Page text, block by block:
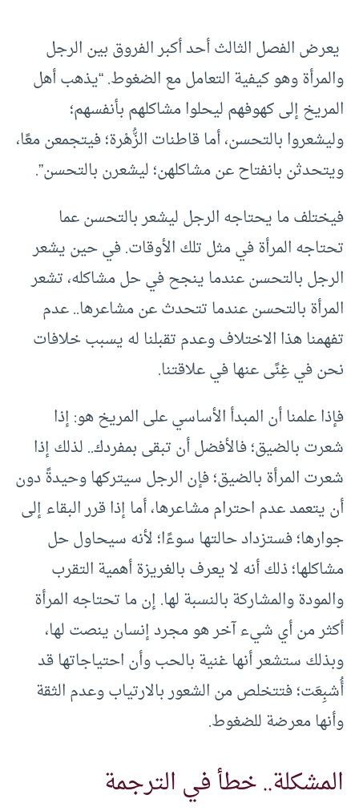
يعرض الفصل الثالث أحد أكبر الفروق بين الرجل
والمرأة وهو كيفية التعامل مع الضغوط. “يذهب أهل
المريخ إلى كهوفهم ليحلوا مشاكلهم بأنفسهم؛
وليشعروا بالتحسن، أما قاطنات الزُّهْرة؛ فيتجمعن معًا،
ويتحدثن بانفتاح عن مشاكلهن؛ ليشعرن بالتحسن”.
فيختلف ما يحتاجه الرجل ليشعر بالتحسن عما
تحتاجه المرأة في مثل تلك الأوقات. في حين يشعر
الرجل بالتحسن عندما ينجح في حل مشاكله، تشعر
المرأة بالتحسن عندما تتحدث عن مشاعرها.. عدم
تفهمنا هذا الاختلاف وعدم تقبلنا له يسبب خلافات
نحن في غِنًى عنها في علاقتنا.
فإذا علمنا أن المبدأ الأساسي على المريخ هو: إذا
شعرت بالضيق؛ فالأفضل أن تبقى بمفردك.. لذلك إذا
شعرت المرأة بالضيق؛ فإن الرجل سيتركها وحيدةً دون
أن يتعمد عدم احترام مشاعرها، أما إذا قرر البقاء إلى
جوارها؛ فستزداد حالتها سوءًا؛ لأنه سيحاول حل
مشاكلها؛ ذلك أنه لا يعرف بالغريزة أهمية التقرب
والمودة والمشاركة بالنسبة لها. إن ما تحتاجه المرأة
أكثر من أي شيء آخر هو مجرد إنسان ينصت لها،
وبذلك ستشعر أنها غنية بالحب وأن احتياجاتها قد
أُشبِعَت؛ فتتخلص من الشعور بالارتياب وعدم الثقة
وأنها معرضة للضغوط.
المشكلة.. خطأ في الترجمة